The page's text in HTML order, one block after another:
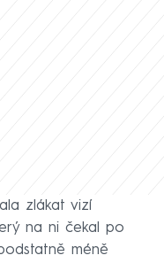
zlákat vizí
na ni čekal po
méně